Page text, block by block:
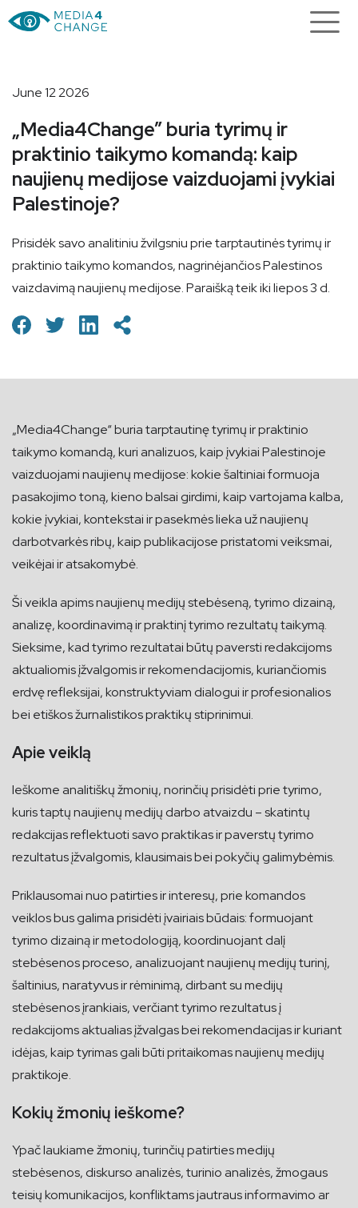
June 12 2026
„Media4Change” buria tyrimų ir
praktinio taikymo komandą: kaip
naujienų medijose vaizduojami įvykiai
Palestinoje?
Prisidėk savo analitiniu žvilgsniu prie tarptautinės tyrimų ir
praktinio taikymo komandos, nagrinėjančios Palestinos
vaizdavimą naujienų medijose. Paraišką teik iki liepos 3 d.
„Media4Change“ buria tarptautinę tyrimų ir praktinio
taikymo komandą, kuri analizuos, kaip įvykiai Palestinoje
vaizduojami naujienų medijose: kokie šaltiniai formuoja
pasakojimo toną, kieno balsai girdimi, kaip vartojama kalba,
kokie įvykiai, kontekstai ir pasekmės lieka už naujienų
darbotvarkės ribų, kaip publikacijose pristatomi veiksmai,
veikėjai ir atsakomybė.
Ši veikla apims naujienų medijų stebėseną, tyrimo dizainą,
analizę, koordinavimą ir praktinį tyrimo rezultatų taikymą.
Sieksime, kad tyrimo rezultatai būtų paversti redakcijoms
aktualiomis įžvalgomis ir rekomendacijomis, kuriančiomis
erdvę refleksijai, konstruktyviam dialogui ir profesionalios
bei etiškos žurnalistikos praktikų stiprinimui.
Apie veiklą
Ieškome analitiškų žmonių, norinčių prisidėti prie tyrimo,
kuris taptų naujienų medijų darbo atvaizdu – skatintų
redakcijas reflektuoti savo praktikas ir paverstų tyrimo
rezultatus įžvalgomis, klausimais bei pokyčių galimybėmis.
Priklausomai nuo patirties ir interesų, prie komandos
veiklos bus galima prisidėti įvairiais būdais: formuojant
tyrimo dizainą ir metodologiją, koordinuojant dalį
stebėsenos proceso, analizuojant naujienų medijų turinį,
šaltinius, naratyvus ir rėminimą, dirbant su medijų
stebėsenos įrankiais, verčiant tyrimo rezultatus į
redakcijoms aktualias įžvalgas bei rekomendacijas ir kuriant
idėjas, kaip tyrimas gali būti pritaikomas naujienų medijų
praktikoje.
Kokių žmonių ieškome?
Ypač laukiame žmonių, turinčių patirties medijų
stebėsenos, diskurso analizės, turinio analizės, žmogaus
teisių komunikacijos, konfliktams jautraus informavimo ar